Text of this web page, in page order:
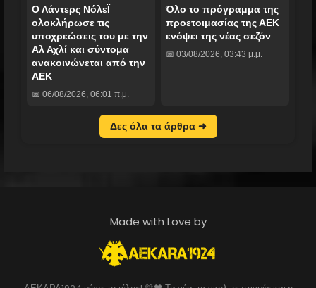
Ο Λάντερς ΝόλεΪ
ολοκλήρωσε τις
υποχρεώσεις του με την
Αλ Αχλί και σύντομα
ανακοινώνεται από την
ΑΕΚ
📅 06/08/2026, 06:01 π.μ.
Όλο το πρόγραμμα της
προετοιμασίας της ΑΕΚ
ενόψει της νέας σεζόν
📅 03/08/2026, 03:43 μ.μ.
Δες όλα τα άρθρα ➜
Made with Love by